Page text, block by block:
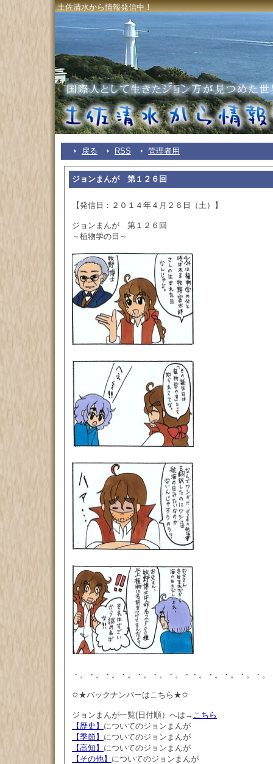
土佐清水から情報発信中！
戻る RSS 管理者用
ジョンまんが 第１２６回
【発信日：２０１４年４月２６日（土）】
ジョンまんが 第１２６回
～植物学の日～
・。・。・。・。・。・。・。・・。・。・。・。・
✩★バックナンバーはこちら★✩
ジョンまんが一覧(日付順）へは→ こちら
【歴史】 についてのジョンまんが
【季節】 についてのジョンまんが
【高知】 についてのジョンまんが
【その他】 についてのジョンまんが